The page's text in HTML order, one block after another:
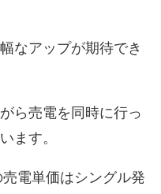
なアップが期待でき
ら売電を同時に行っ
ます。
電単価はシングル発